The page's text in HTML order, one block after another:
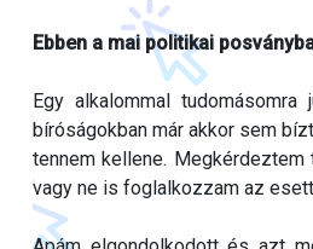
Ebben a mai politikai
Egy alkalommal
bíróságokban már akkor sem
tennem kellene.
vagy ne is foglalkozzam az